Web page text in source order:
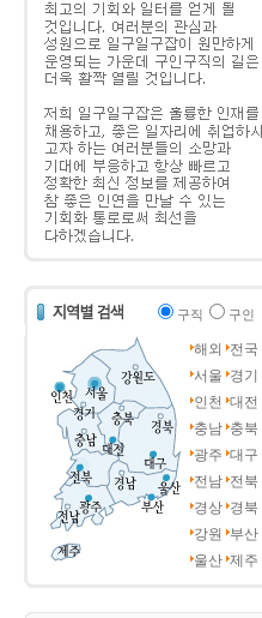
구직 구인
해외
전국
서울 경기
인천 대전
충남 충북
광주 대구
전남 전북
경상 경북
강원
부산
울산 제주